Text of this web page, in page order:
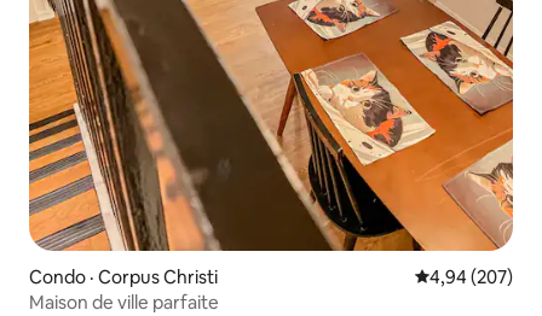
Condo · Corpus Christi Note
4,94 (207)
Maison de ville parfaite